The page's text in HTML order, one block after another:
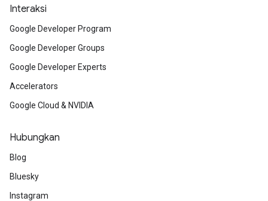
Interaksi
Google Developer Program
Google Developer Groups
Google Developer Experts
Accelerators
Google Cloud & NVIDIA
Hubungkan
Blog
Bluesky
Instagram